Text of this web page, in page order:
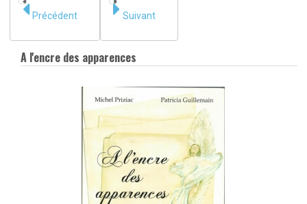
BOUTIQUE AUTEUR
ROMANS
Précédent Suivant
A l'encre des apparences